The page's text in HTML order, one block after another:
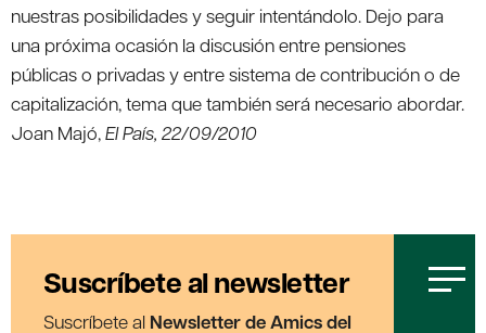
nuestras posibilidades y seguir intentándolo. Dejo para
una próxima ocasión la discusión entre pensiones
públicas o privadas y entre sistema de contribución o de
capitalización, tema que también será necesario abordar.
Joan Majó,El País, 22/09/2010
Suscríbete al newsletter
Suscríbete al Newsletter de Amics del